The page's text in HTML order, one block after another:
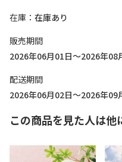
在庫
在庫あり
販売期間
2026年06月01日～2026年08
配送期間
2026年06月02日～2026年09
この商品を見た人は他